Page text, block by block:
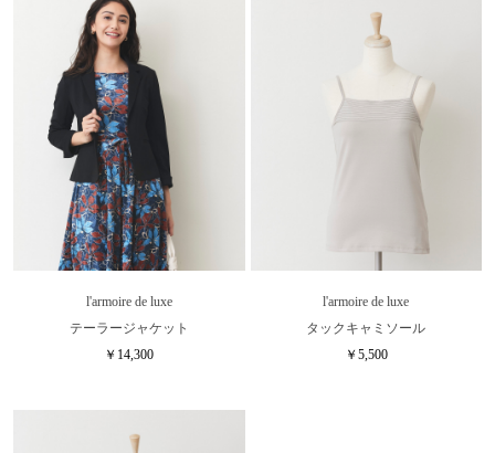
l'armoire de luxe
テーラージャケット
￥14,300
l'armoire de luxe
タックキャミソール
￥5,500